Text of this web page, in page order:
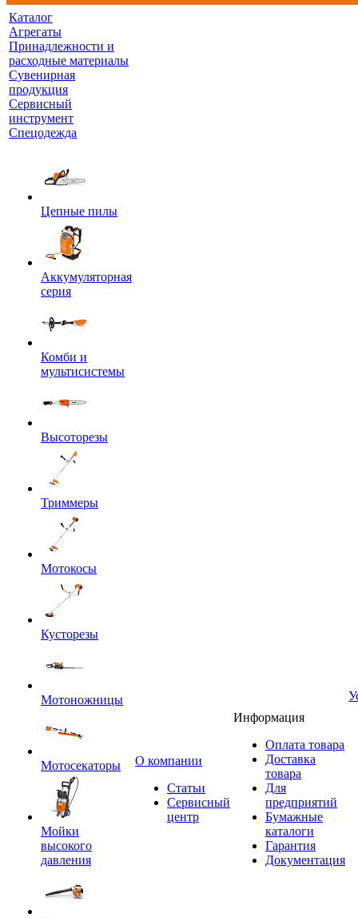
Каталог
Агрегаты
Принадлежности и
расходные материалы
Сувенирная
продукция
Сервисный
инструмент
Спецодежда
Цепные пилы
Аккумуляторная
серия
Комби и
мультисистемы
Высоторезы
Триммеры
Мотокосы
Кусторезы
Мотоножницы
Мотосекаторы
Мойки
высокого
давления
O компании
Статьи
Сервисный
центр
Информация
Оплата товара
Доставка
товара
Для
предприятий
Бумажные
каталоги
Гарантия
Документация